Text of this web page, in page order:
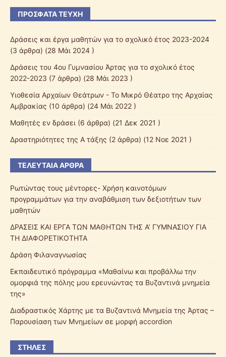
ΠΡΌΣΦΑΤΑ ΤΕΎΧΗ
Δράσεις και έργα μαθητών για το σχολικό έτος 2023-2024
(3 άρθρα) (28 Μάι 2024 )
Δράσεις του 4ου Γυμνασίου Άρτας για το σχολικό έτος
2022-2023 (7 άρθρα) (28 Μάι 2023 )
Υιοθεσία Αρχαίων Θεάτρων - Το Μικρό Θέατρο της Αρχαίας
Αμβρακίας (10 άρθρα) (24 Μάι 2022 )
Μαθητές εν δράσει (6 άρθρα) (21 Δεκ 2021 )
Δραστηριότητες της Α τάξης (2 άρθρα) (12 Νοε 2021 )
ΤΕΛΕΥΤΑΊΑ ΆΡΘΡΑ
Ρωτώντας τους μέντορες- Χρήση καινοτόμων
προγραμμάτων για την αναβάθμιση των δεξιοτήτων των
μαθητών
ΔΡΑΣΕΙΣ ΚΑΙ ΕΡΓΑ ΤΩΝ ΜΑΘΗΤΩΝ ΤΗΣ Α’ ΓΥΜΝΑΣΙΟΥ ΓΙΑ
ΤΗ ΔΙΑΦΟΡΕΤΙΚΟΤΗΤΑ
Δράση Φιλαναγνωσίας
Εκπαιδευτικό πρόγραμμα «Μαθαίνω και προβάλλω την
ομορφιά της πόλης μου ερευνώντας τα Βυζαντινά μνημεία
της»
Διαδραστικός Χάρτης με τα Βυζαντινά Μνημεία της Άρτας –
Παρουσίαση των Μνημείων σε μορφή accordion
ΣΤΉΛΕΣ